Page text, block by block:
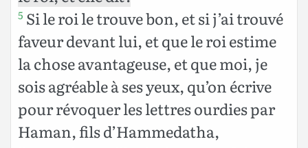
5 Si le roi le trouve bon, et si j’ai trouvé
faveur devant lui, et que le roi estime
la chose avantageuse, et que moi, je
sois agréable à ses yeux, qu’on écrive
pour révoquer les lettres ourdies par
Haman, fils d’Hammedatha,